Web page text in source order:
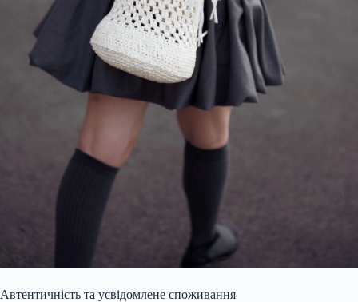
Автентичність та усвідомлене споживання